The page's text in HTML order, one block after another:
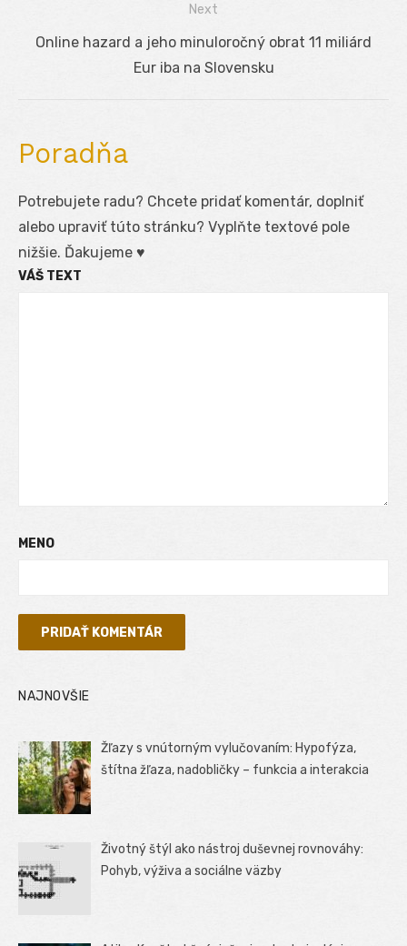
Next
Next
Online hazard a jeho minuloročný obrat 11 miliárd
Eur iba na Slovensku
Poradňa
Potrebujete radu? Chcete pridať komentár, doplniť
alebo upraviť túto stránku? Vyplňte textové pole
nižšie. Ďakujeme ♥
VÁŠ TEXT
MENO
NAJNOVŠIE
Žľazy s vnútorným vylučovaním: Hypofýza,
štítna žľaza, nadobličky – funkcia a interakcia
Životný štýl ako nástroj duševnej rovnováhy:
Pohyb, výživa a sociálne väzby